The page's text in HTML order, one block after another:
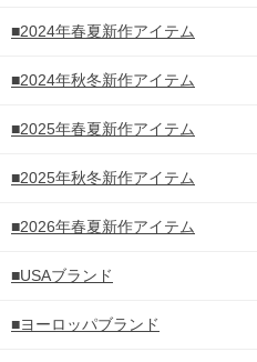
■2024年春夏新作アイテム
■2024年秋冬新作アイテム
■2025年春夏新作アイテム
■2025年秋冬新作アイテム
■2026年春夏新作アイテム
■USAブランド
■ヨーロッパブランド